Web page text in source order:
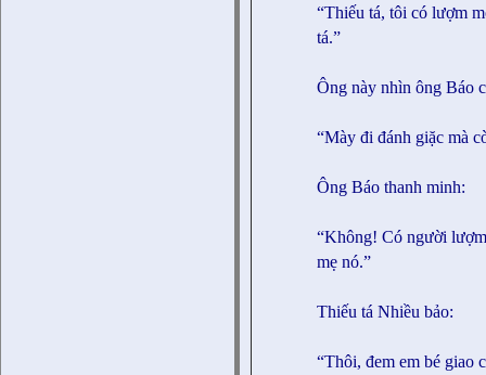
“Thiếu tá, tôi có lượm
tá.”
Ông này nhìn ông Báo
“Mày đi đánh giặc mà
Ông Báo thanh minh:
“Không! Có người
mẹ nó.”
Thiếu tá Nhiều bảo:
“Thôi, đem em bé giao